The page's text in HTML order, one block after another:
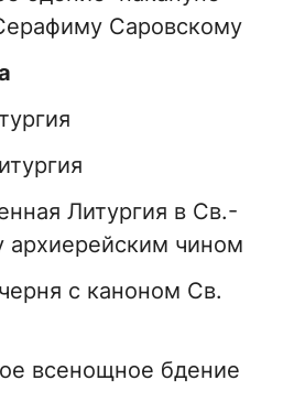
Саровскому
Литургия в Св.-
архиерейским чином
с каноном Св.
всенощное бдение